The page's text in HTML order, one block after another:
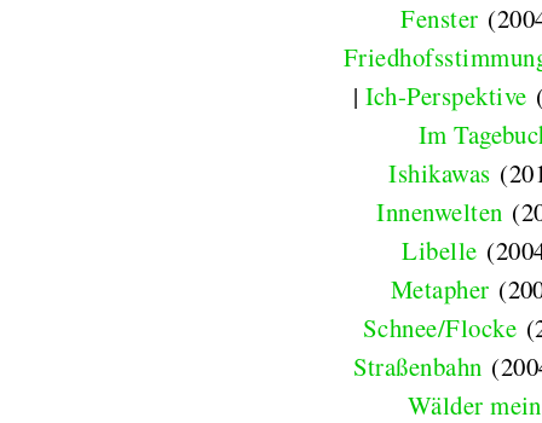
Fenster
| Ich-Perspektive
Im
Ishikawas
Innenwelten
Libelle
Metapher
Schnee/Flocke
Straßenbahn
Wälder